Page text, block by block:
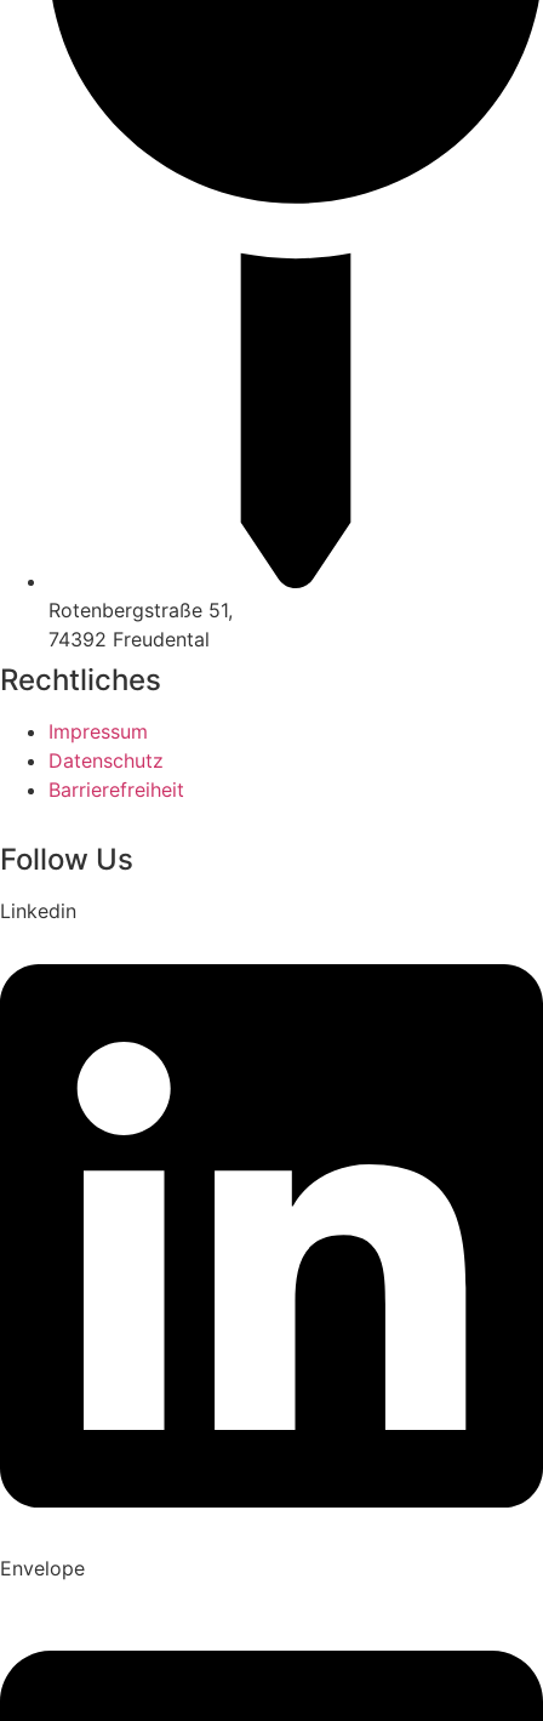
Rotenbergstraße 51,
74392 Freudental
Rechtliches
Impressum
Datenschutz
Barrierefreiheit
Follow Us
Linkedin
Envelope